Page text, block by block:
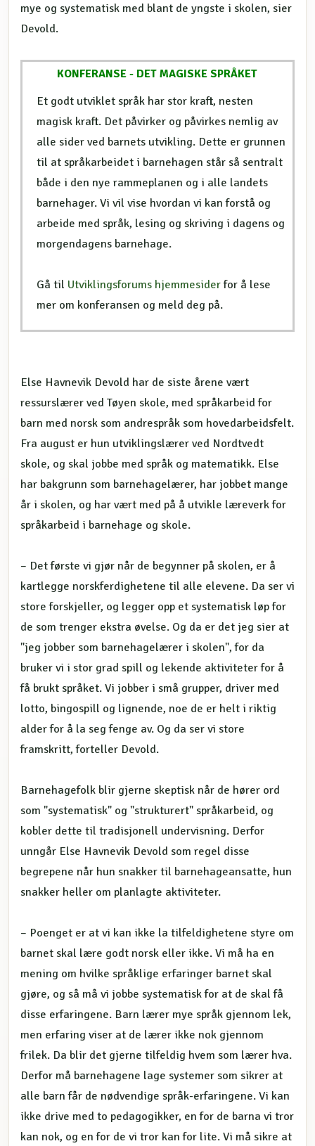
mye og systematisk med blant de yngste i skolen, sier
Devold.
KONFERANSE - DET MAGISKE SPRÅKET
Et godt utviklet språk har stor kraft, nesten
magisk kraft. Det påvirker og påvirkes nemlig av
alle sider ved barnets utvikling. Dette er grunnen
til at språkarbeidet i barnehagen står så sentralt
både i den nye rammeplanen og i alle landets
barnehager. Vi vil vise hvordan vi kan forstå og
arbeide med språk, lesing og skriving i dagens og
morgendagens barnehage.
Gå til Utviklingsforums hjemmesiderfor å lese
mer om konferansen og meld deg på.
Else Havnevik Devold har de siste årene vært
ressurslærer ved Tøyen skole, med språkarbeid for
barn med norsk som andrespråk som hovedarbeidsfelt.
Fra august er hun utviklingslærer ved Nordtvedt
skole, og skal jobbe med språk og matematikk. Else
har bakgrunn som barnehagelærer, har jobbet mange
år i skolen, og har vært med på å utvikle læreverk for
språkarbeid i barnehage og skole.
– Det første vi gjør når de begynner på skolen, er å
kartlegge norskferdighetene til alle elevene. Da ser vi
store forskjeller, og legger opp et systematisk løp for
de som trenger ekstra øvelse. Og da er det jeg sier at
"jeg jobber som barnehagelærer i skolen", for da
bruker vi i stor grad spill og lekende aktiviteter for å
få brukt språket. Vi jobber i små grupper, driver med
lotto, bingospill og lignende, noe de er helt i riktig
alder for å la seg fenge av. Og da ser vi store
framskritt, forteller Devold.
Barnehagefolk blir gjerne skeptisk når de hører ord
som "systematisk" og "strukturert" språkarbeid, og
kobler dette til tradisjonell undervisning. Derfor
unngår Else Havnevik Devold som regel disse
begrepene når hun snakker til barnehageansatte, hun
snakker heller om planlagte aktiviteter.
– Poenget er at vi kan ikke la tilfeldighetene styre om
barnet skal lære godt norsk eller ikke. Vi må ha en
mening om hvilke språklige erfaringer barnet skal
gjøre, og så må vi jobbe systematisk for at de skal få
disse erfaringene. Barn lærer mye språk gjennom lek,
men erfaring viser at de lærer ikke nok gjennom
frilek. Da blir det gjerne tilfeldig hvem som lærer hva.
Derfor må barnehagene lage systemer som sikrer at
alle barn får de nødvendige språk-erfaringene. Vi kan
ikke drive med to pedagogikker, en for de barna vi tror
kan nok, og en for de vi tror kan for lite. Vi må sikre at